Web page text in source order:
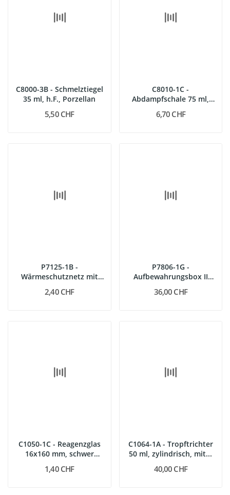
C8000-3B - Schmelztiegel
35 ml, h.F., Porzellan
5,50 CHF
C8010-1C -
Abdampfschale 75 ml,
6,70 CHF
P7125-1B -
Wärmeschutznetz mit
2,40 CHF
P7806-1G -
Aufbewahrungsbox II
36,00 CHF
C1050-1C - Reagenzglas
16x160 mm, schwer
1,40 CHF
C1064-1A - Tropftrichter
50 ml, zylindrisch, mit...
40,00 CHF